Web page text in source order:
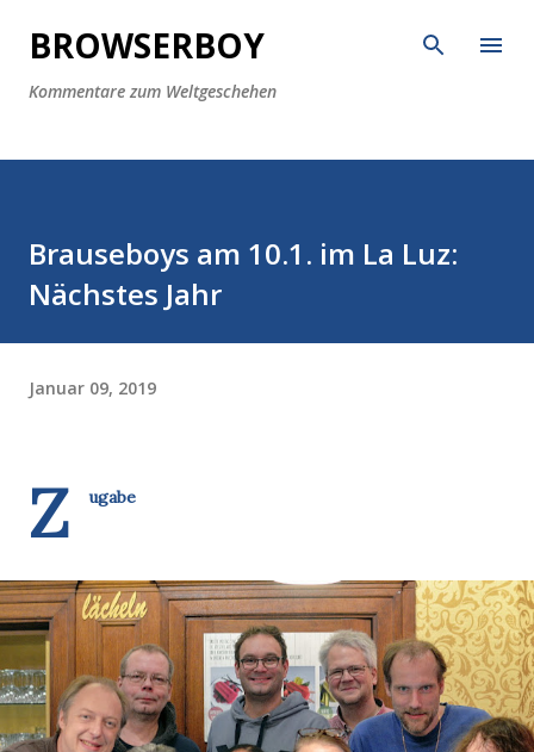
Direkt zum Hauptbereich
BROWSERBOY
Kommentare zum Weltgeschehen
Brauseboys am 10.1. im La Luz:
Nächstes Jahr
Januar 09, 2019
Z ugabe